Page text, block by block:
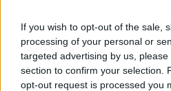
If you wish to opt-out of the sale,
processing of your personal or
targeted advertising by us,
section to confirm your selection.
opt-out request is processed you
Office alkalmazások
Iránytũ